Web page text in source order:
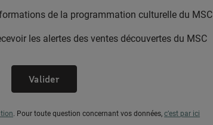
de la programmation culturelle du MSC
les alertes des ventes découvertes du MSC
Valider
. Pour toute question concernant vos données, c’est par ici